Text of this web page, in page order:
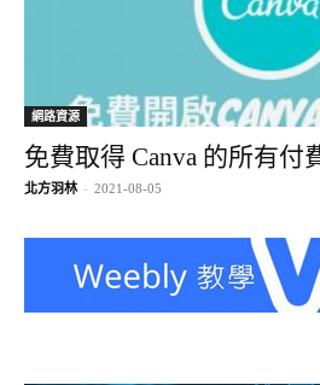
網路資源
免費取得 Canva 的所有付
北方羽林 - 2021-08-05